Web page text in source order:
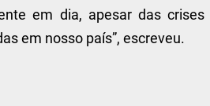
em dia, apesar das crises
em nosso país”, escreveu.